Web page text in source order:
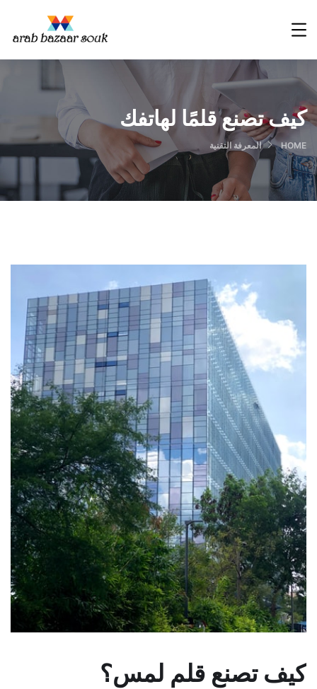
كيف تصنع قلمًا لهاتفك
HOME المعرفة التقنية
كيف تصنع قلم لمس؟